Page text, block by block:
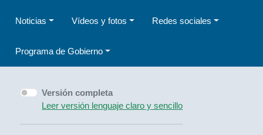
Noticias Vídeos y fotos Redes sociales
Programa de Gobierno
Versión completa
Leer versión lenguaje claro y sencillo